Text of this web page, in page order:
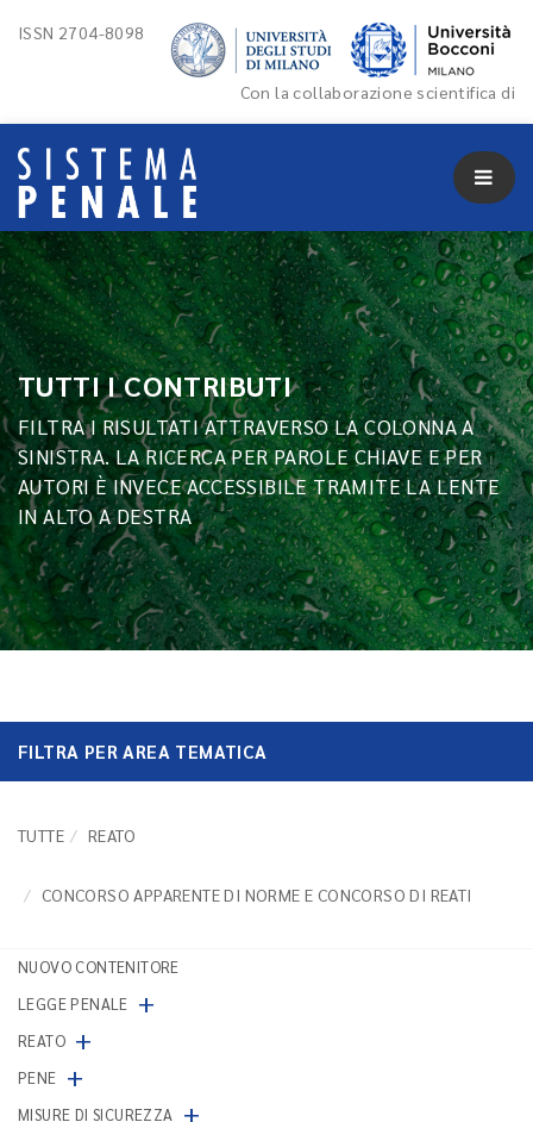
ISSN 2704-8098
Con la collaborazione scientifica di
TUTTI I CONTRIBUTI
FILTRA I RISULTATI ATTRAVERSO LA COLONNA A
SINISTRA. LA RICERCA PER PAROLE CHIAVE E PER
AUTORI È INVECE ACCESSIBILE TRAMITE LA LENTE
IN ALTO A DESTRA
FILTRA PER AREA TEMATICA
TUTTE REATO
CONCORSO APPARENTE DI NORME E CONCORSO DI REATI
NUOVO CONTENITORE
LEGGE PENALE +
REATO +
PENE +
MISURE DI SICUREZZA +